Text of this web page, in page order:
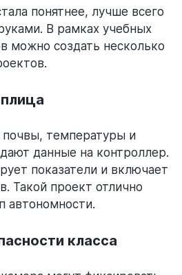
понятнее, лучше всего
В рамках учебных
можно создать несколько
температуры и
данные на контроллер.
показатели и включает
Такой проект отлично
автономности.
класса